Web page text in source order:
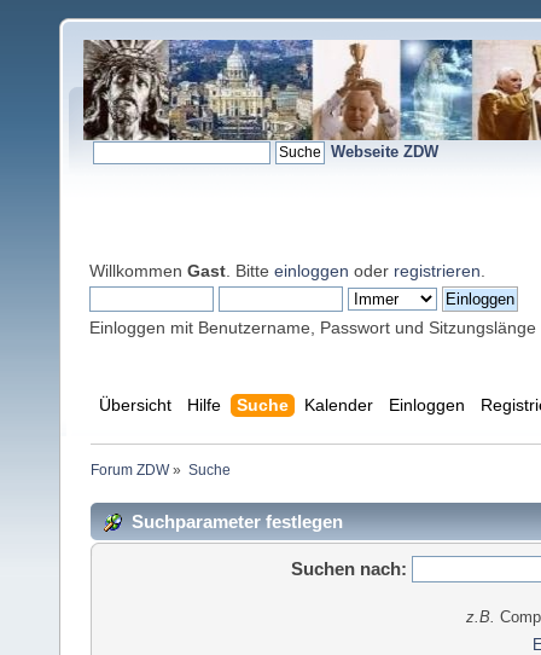
Webseite ZDW
Willkommen Gast . Bitte einloggen oder registrieren
Einloggen mit Benutzername, Passwort und Sitzungslänge
Übersicht Hilfe Suche Kalender Einloggen
Forum ZDW» Suche
Suchparameter festlegen
Suchen nach:
z.B.